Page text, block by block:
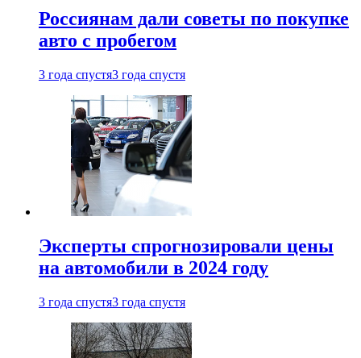
Россиянам дали советы по покупке
авто с пробегом
3 года спустя3 года спустя
Эксперты спрогнозировали цены
на автомобили в 2024 году
3 года спустя3 года спустя